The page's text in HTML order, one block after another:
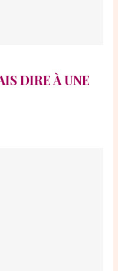
la famille
DIRE À UNE